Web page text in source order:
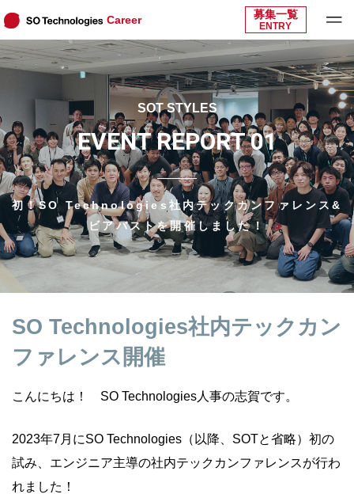
Career 募集一覧
ENTRY
SOT STYLES
EVENT REPORT 01
初！SO Technologies社内テックカンファレンス&
ビアバストを開催しました！
SO Technologies社内テックカン
ファレンス開催
こんにちは！ SO Technologies人事の志賀です。
2023年7月にSO Technologies（以降、SOTと省略）初の
試み、エンジニア主導の社内テックカンファレンスが行わ
れました！